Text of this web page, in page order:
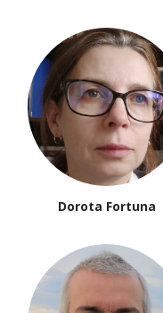
Dorota Fortuna